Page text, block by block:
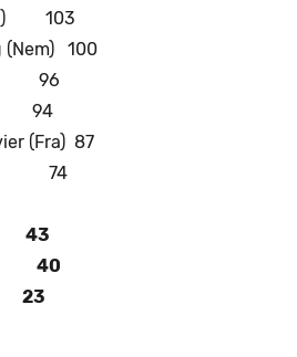
103
(Nem) 100
96
94
(Fra) 87
74
43
40
23